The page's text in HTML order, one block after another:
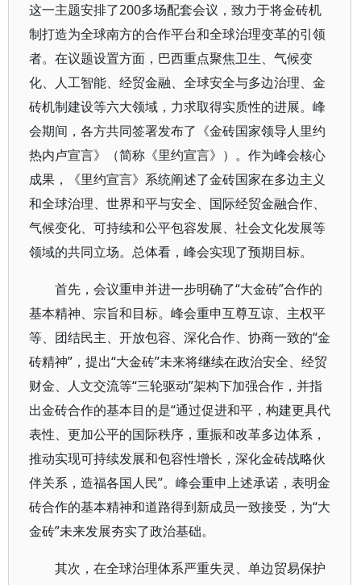
这一主题安排了200多场配套会议，致力于将金砖机
制打造为全球南方的合作平台和全球治理变革的引领
者。在议题设置方面，巴西重点聚焦卫生、气候变
化、人工智能、经贸金融、全球安全与多边治理、金
砖机制建设等六大领域，力求取得实质性的进展。峰
会期间，各方共同签署发布了《金砖国家领导人里约
热内卢宣言》（简称《里约宣言》）。作为峰会核心
成果，《里约宣言》系统阐述了金砖国家在多边主义
和全球治理、世界和平与安全、国际经贸金融合作、
气候变化、可持续和公平包容发展、社会文化发展等
领域的共同立场。总体看，峰会实现了预期目标。
首先，会议重申并进一步明确了“大金砖”合作的
基本精神、宗旨和目标。峰会重申互尊互谅、主权平
等、团结民主、开放包容、深化合作、协商一致的“金
砖精神”，提出“大金砖”未来将继续在政治安全、经贸
财金、人文交流等“三轮驱动”架构下加强合作，并指
出金砖合作的基本目的是“通过促进和平，构建更具代
表性、更加公平的国际秩序，重振和改革多边体系，
推动实现可持续发展和包容性增长，深化金砖战略伙
伴关系，造福各国人民”。峰会重申上述承诺，表明金
砖合作的基本精神和道路得到新成员一致接受，为“大
金砖”未来发展夯实了政治基础。
其次，在全球治理体系严重失灵、单边贸易保护